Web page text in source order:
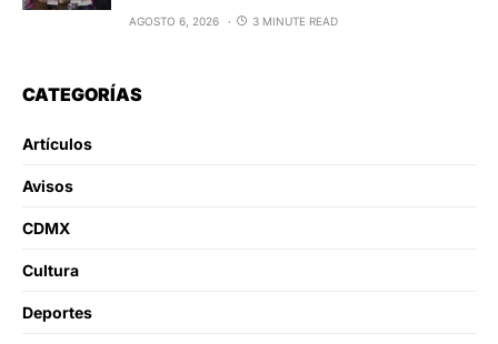
AGOSTO 6, 2026 3 MINUTE READ
CATEGORÍAS
Artículos
Avisos
CDMX
Cultura
Deportes